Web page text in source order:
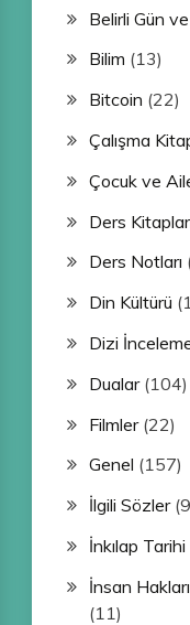
Belirli Gün
Bilim (13)
Bitcoin (22)
Çalışma
Çocuk ve
Ders
Ders Notları
Din Kültürü
Dizi
Dualar(104)
Filmler(22)
Genel (157)
İlgili Sözler
İnkılap Tarihi
İnsan
(11)